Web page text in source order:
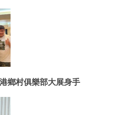
鄉村俱樂部大展身手